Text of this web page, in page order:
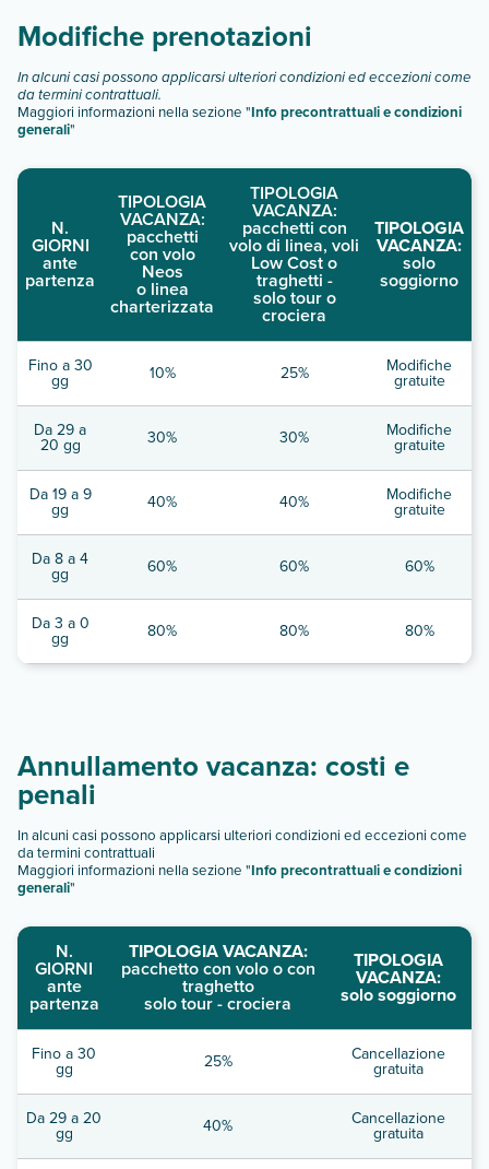
Modifiche prenotazioni
In alcuni casi possono applicarsi ulteriori condizioni ed eccezioni come
da termini contrattuali.
Maggiori informazioni nella sezione "Info precontrattuali e condizioni
generali"
N.
GIORNI
ante
partenza
TIPOLOGIA
VACANZA:
pacchetti
con volo
Neos
o linea
charterizzata
TIPOLOGIA
VACANZA:
pacchetti con
volo di linea, voli
Low Cost o
traghetti -
solo tour o
crociera
TIPOLOGIA
VACANZA:
solo
soggiorno
Fino a 30
gg 10% 25% Modifiche
gratuite
Da 29 a
20 gg 30% 30% Modifiche
gratuite
Da 19 a 9
gg 40% 40% Modifiche
gratuite
Da 8 a 4
gg 60% 60% 60%
Da 3 a 0
gg 80% 80% 80%
Annullamento vacanza: costi e
penali
In alcuni casi possono applicarsi ulteriori condizioni ed eccezioni come
da termini contrattuali
Maggiori informazioni nella sezione "Info precontrattuali e condizioni
generali"
N.
GIORNI
ante
partenza
TIPOLOGIA VACANZA:
pacchetto con volo o con
traghetto
solo tour - crociera
TIPOLOGIA
VACANZA:
solo soggiorno
Fino a 30
gg 25% Cancellazione
gratuita
Da 29 a 20
gg 40% Cancellazione
gratuita